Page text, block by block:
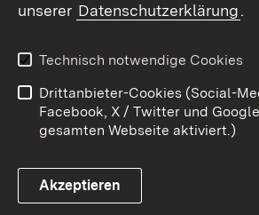
Link zum Landesportal
Datenschutz
Impressum
Cookies
unserer Datenschutzerklärung.
Technisch notwendige Cookies
Drittanbieter-Cookies (Social-
Facebook, X / Twitter und
gesamten Webseite aktiviert.)
Akzeptieren